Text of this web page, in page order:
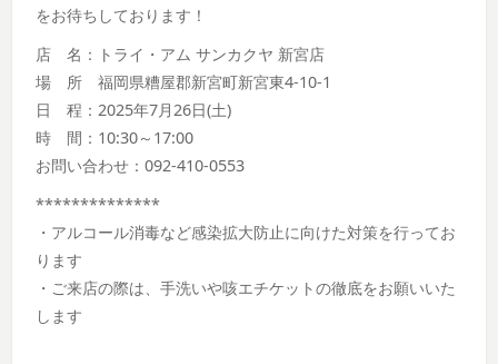
をお待ちしております！
店 名：トライ・アム サンカクヤ 新宮店
場 所 福岡県糟屋郡新宮町新宮東4-10-1
日 程：2025年7月26日(土)
時 間：10:30～17:00
お問い合わせ：092-410-0553
**************
・アルコール消毒など感染拡大防止に向けた対策を行ってお
ります
・ご来店の際は、手洗いや咳エチケットの徹底をお願いいた
します